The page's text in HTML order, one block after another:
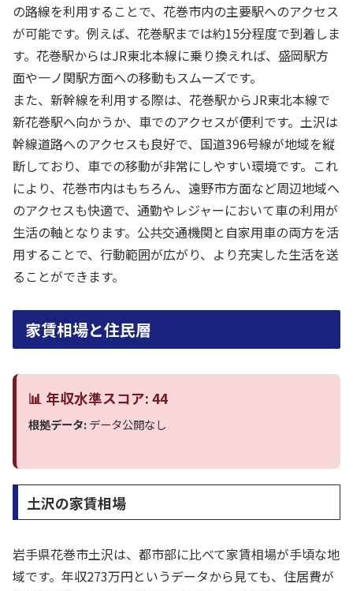
の路線を利用することで、花巻市内の主要駅へのアクセス
が可能です。例えば、花巻駅までは約15分程度で到着しま
す。花巻駅からはJR東北本線に乗り換えれば、盛岡駅方
面や一ノ関駅方面への移動もスムーズです。
また、新幹線を利用する際は、花巻駅からJR東北本線で
新花巻駅へ向かうか、車でのアクセスが便利です。土沢は
幹線道路へのアクセスも良好で、国道396号線が地域を縦
断しており、車での移動が非常にしやすい環境です。これ
により、花巻市内はもちろん、遠野市方面など周辺地域へ
のアクセスも快適で、通勤やレジャーにおいて車の利用が
生活の軸となります。公共交通機関と自家用車の両方を活
用することで、行動範囲が広がり、より充実した生活を送
ることができます。
家賃相場と住民層
📊 年収水準スコア: 44
根拠データ:データ公開なし
土沢の家賃相場
岩手県花巻市土沢は、都市部に比べて家賃相場が手頃な地
域です。年収273万円というデータから見ても、住居費が